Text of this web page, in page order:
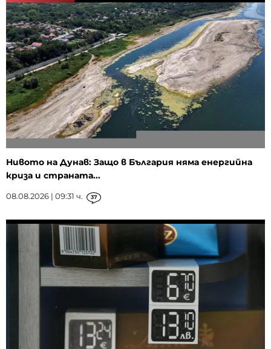
Нивото на Дунав: Защо в България няма енергийна
криза и страната...
08.08.2026 | 09:31 ч. 37